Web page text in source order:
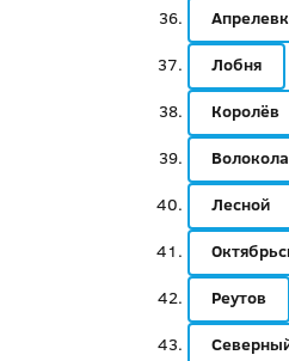
Лобня
Королёв
Лесной
Реутов